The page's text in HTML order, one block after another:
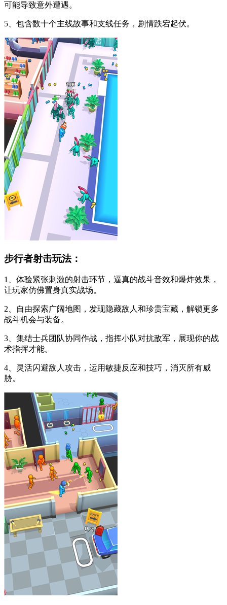
可能导致意外遭遇。
5、包含数十个主线故事和支线任务，剧情跌宕起伏。
步行者射击玩法：
1、体验紧张刺激的射击环节，逼真的战斗音效和爆炸效果，
让玩家仿佛置身真实战场。
2、自由探索广阔地图，发现隐藏敌人和珍贵宝藏，解锁更多
战斗机会与装备。
3、集结士兵团队协同作战，指挥小队对抗敌军，展现你的战
术指挥才能。
4、灵活闪避敌人攻击，运用敏捷反应和技巧，消灭所有威
胁。